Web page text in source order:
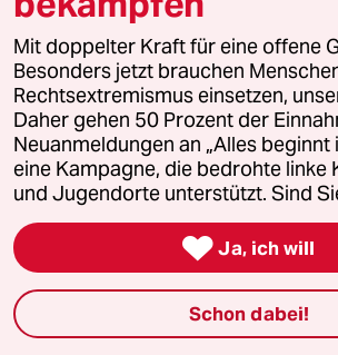
entscheiden und bis man
Ungarn auch nur aus den
Bildungsstand
dürfte es noch ein sehr
sein.
Das Problem ist nicht,
wissen. Es ist das die
wollen.
Mit doppelter Kraft für eine offene
Besonders jetzt brauchen
Rechtsextremismus einsetzen,
Daher gehen 50 Prozent der
Neuanmeldungen an „Alles beginnt
eine Kampagne, die bedrohte linke
und Jugendorte unterstützt. Sind
 Ja, ich will
Schon dabei!